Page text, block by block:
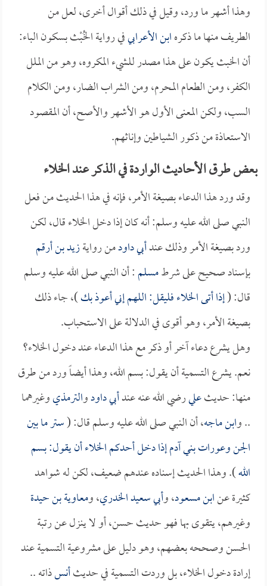
وهذا أشهر ما ورد، وقيل في ذلك أقوال أخرى، لعل من
الطريف منها ما ذكرهابن الأعرابيفي رواية الخُبْث بسكون الباء:
أن الخبث يكون على هذا مصدر للشيء المكروه، وهو من الملل
الكفر، ومن الطعام المحرم، ومن الشراب الضار، ومن الكلام
السب، ولكن المعنى الأول هو الأشهر والأصح، أن المقصود
الاستعاذة من ذكور الشياطين وإناثهم.
بعض طرق الأحاديث الواردة في الذكر عند الخلاء
وقد ورد هذا الدعاء بصيغة الأمر، فإنه في هذا الحديث من فعل
النبي صلى الله عليه وسلم: أنه كان إذا دخل الخلاء قال، لكن
ورد بصيغة الأمر وذلك عندأبي داودمن روايةزيد بن أرقم
بإسناد صحيح على شرطمسلم: أن النبي صلى الله عليه وسلم
قال: (إذا أتى الخلاء فليقل: اللهم إني أعوذ بك)، جاء ذلك
بصيغة الأمر، وهو أقوى في الدلالة على الاستحباب.
وهل يشرع دعاء آخر أو ذكر مع هذا الدعاء عند دخول الخلاء؟
نعم. يشرع التسمية أن يقول: بسم الله، وهذا أيضاً ورد من طرق
منها: حديثعليرضي الله عنه عندأبي داودوالترمذيوغيرهما
.. وابن ماجه، أن النبي صلى الله عليه وسلم قال: (ستر ما بين
الجن وعورات بني آدم إذا دخل أحدكم الخلاء أن يقول: بسم
الله). وهذا الحديث إسناده عندهم ضعيف، لكن له شواهد
كثيرة عنابن مسعود، وأبي سعيد الخدري، ومعاوية بن حيدة
وغيرهم، يتقوى بها فهو حديث حسن، أو لا ينزل عن رتبة
الحسن وصححه بعضهم، وهو دليل على مشروعية التسمية عند
إرادة دخول الخلاء، بل وردت التسمية في حديثأنسذاته ..